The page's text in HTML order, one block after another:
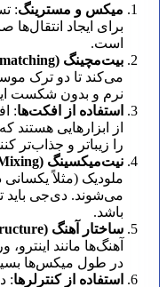
میکس و مسترینگ:
برای ایجاد
است.
بیت‌مچینگ (Beatmatching)
می‌کند تا دو ترک
نرم و بدون شکست
استفاده از افکت‌ها:
از ابزارهایی
را زیبا‌تر و جذاب‌تر
نیت‌میکسینگ (Key Mixing)
ملودیک (مثلاً یکسانی
می‌شوند. دی‌جی باید
باشد.
ساختار آهنگ (Song Structure)
آهنگ‌ها مانند
در طول میکس‌ها
استفاده از کنترلرها: